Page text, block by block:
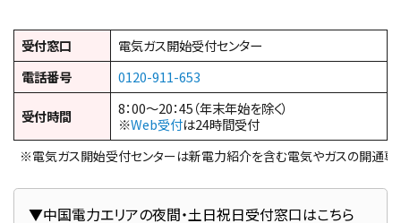
受付窓口
電気ガス開始受付センター
電話番号
0120-911-653
受付時間
8：00～20：45（年末年始を除く）
※Web受付は24時間受付
※電気ガス開始受付センターは新電力紹介を含む電気やガスの開通専